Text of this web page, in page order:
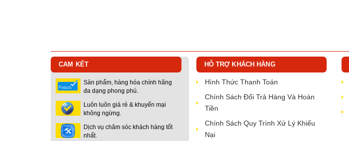
CAM KẾT
Sản phẩm, hàng hóa chính hãng
đa dạng phong phú.
Luôn luôn giá rẻ & khuyến mại
không ngừng.
Dịch vụ chăm sóc khách hàng tốt
nhất.
HỖ TRỢ KHÁCH HÀNG
Hình Thức Thanh Toán
Chính Sách Đổi Trả Hàng Và Hoàn
Tiền
Chính Sách Quy Trình Xử Lý Khiếu
Nại